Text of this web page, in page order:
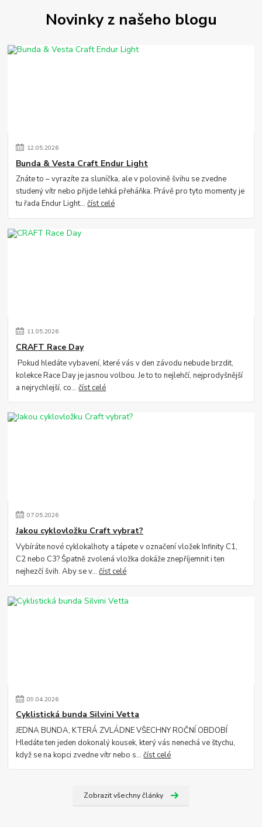
Novinky z našeho blogu
12.05.2026
Bunda & Vesta Craft Endur Light
Znáte to – vyrazíte za sluníčka, ale v polovině švihu se zvedne
studený vítr nebo přijde lehká přeháňka. Právě pro tyto momenty je
tu řada Endur Light...číst celé
11.05.2026
CRAFT Race Day
Pokud hledáte vybavení, které vás v den závodu nebude brzdit,
kolekce Race Day je jasnou volbou. Je to to nejlehčí, nejprodyšnější
a nejrychlejší, co...číst celé
07.05.2026
Jakou cyklovložku Craft vybrat?
Vybíráte nové cyklokalhoty a tápete v označení vložek Infinity C1,
C2 nebo C3? Špatně zvolená vložka dokáže znepříjemnit i ten
nejhezčí švih. Aby se v...číst celé
09.04.2026
Cyklistická bunda Silvini Vetta
JEDNA BUNDA, KTERÁ ZVLÁDNE VŠECHNY ROČNÍ OBDOBÍ
Hledáte ten jeden dokonalý kousek, který vás nenechá ve štychu,
když se na kopci zvedne vítr nebo s...číst celé
Zobrazit všechny články